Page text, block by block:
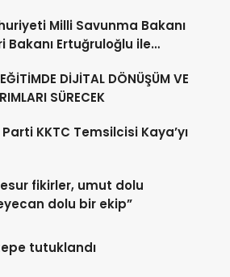
Milli Savunma Bakanı
Bakanı Ertuğruloğlu ile
DİJİTAL DÖNÜŞÜM VE
SÜRECEK
KKTC Temsilcisi Kaya’yı
fikirler, umut dolu
dolu bir ekip”
tutuklandı